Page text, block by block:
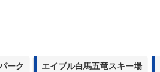
ーク エイブル白馬五竜スキー場